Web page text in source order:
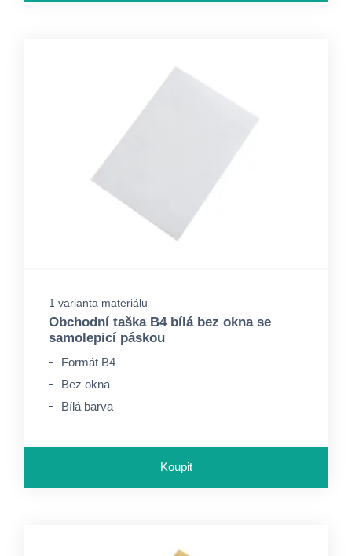
1 varianta materiálu
Obchodní taška B4 bílá bez okna se
samolepicí páskou
Formát B4
Bez okna
Bílá barva
Koupit